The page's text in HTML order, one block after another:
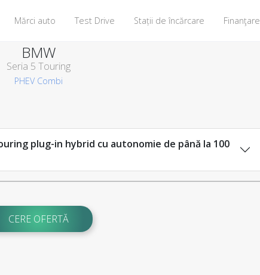
Mărci auto Test Drive Stații de încărcare Finanţare
BMW
Seria 5 Touring
PHEV Combi
plug-in hybrid cu autonomie de până la 100
CERE OFERTĂ